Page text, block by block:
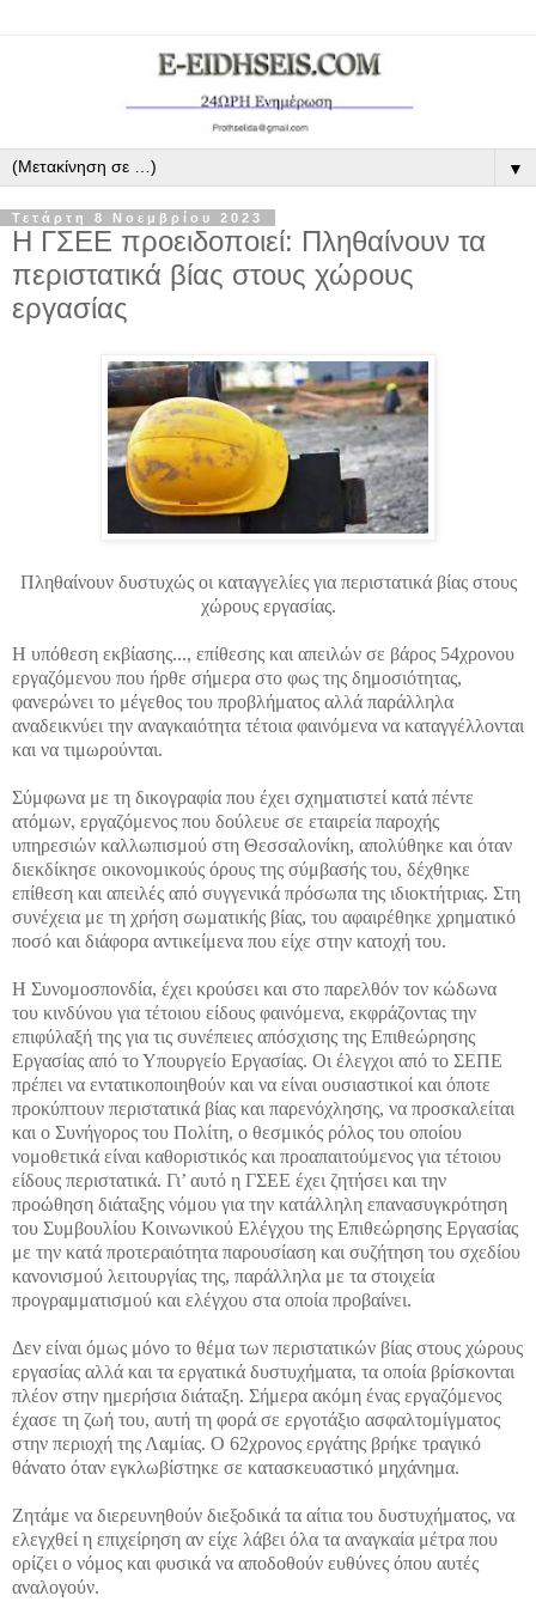
▼
Τετάρτη 8 Νοεμβρίου 2023
Η ΓΣΕΕ προειδοποιεί: Πληθαίνουν τα
περιστατικά βίας στους χώρους
εργασίας
Πληθαίνουν δυστυχώς οι καταγγελίες για περιστατικά βίας στους
χώρους εργασίας.
Η υπόθεση εκβίασης..., επίθεσης και απειλών σε βάρος 54χρονου
εργαζόμενου που ήρθε σήμερα στο φως της δημοσιότητας,
φανερώνει το μέγεθος του προβλήματος αλλά παράλληλα
αναδεικνύει την αναγκαιότητα τέτοια φαινόμενα να καταγγέλλονται
και να τιμωρούνται.
Σύμφωνα με τη δικογραφία που έχει σχηματιστεί κατά πέντε
ατόμων, εργαζόμενος που δούλευε σε εταιρεία παροχής
υπηρεσιών καλλωπισμού στη Θεσσαλονίκη, απολύθηκε και όταν
διεκδίκησε οικονομικούς όρους της σύμβασής του, δέχθηκε
επίθεση και απειλές από συγγενικά πρόσωπα της ιδιοκτήτριας. Στη
συνέχεια με τη χρήση σωματικής βίας, του αφαιρέθηκε χρηματικό
ποσό και διάφορα αντικείμενα που είχε στην κατοχή του.
Η Συνομοσπονδία, έχει κρούσει και στο παρελθόν τον κώδωνα
του κινδύνου για τέτοιου είδους φαινόμενα, εκφράζοντας την
επιφύλαξή της για τις συνέπειες απόσχισης της Επιθεώρησης
Εργασίας από το Υπουργείο Εργασίας. Οι έλεγχοι από το ΣΕΠΕ
πρέπει να εντατικοποιηθούν και να είναι ουσιαστικοί και όποτε
προκύπτουν περιστατικά βίας και παρενόχλησης, να προσκαλείται
και ο Συνήγορος του Πολίτη, ο θεσμικός ρόλος του οποίου
νομοθετικά είναι καθοριστικός και προαπαιτούμενος για τέτοιου
είδους περιστατικά. Γι’ αυτό η ΓΣΕΕ έχει ζητήσει και την
προώθηση διάταξης νόμου για την κατάλληλη επανασυγκρότηση
του Συμβουλίου Κοινωνικού Ελέγχου της Επιθεώρησης Εργασίας
με την κατά προτεραιότητα παρουσίαση και συζήτηση του σχεδίου
κανονισμού λειτουργίας της, παράλληλα με τα στοιχεία
προγραμματισμού και ελέγχου στα οποία προβαίνει.
Δεν είναι όμως μόνο το θέμα των περιστατικών βίας στους χώρους
εργασίας αλλά και τα εργατικά δυστυχήματα, τα οποία βρίσκονται
πλέον στην ημερήσια διάταξη. Σήμερα ακόμη ένας εργαζόμενος
έχασε τη ζωή του, αυτή τη φορά σε εργοτάξιο ασφαλτομίγματος
στην περιοχή της Λαμίας. Ο 62χρονος εργάτης βρήκε τραγικό
θάνατο όταν εγκλωβίστηκε σε κατασκευαστικό μηχάνημα.
Ζητάμε να διερευνηθούν διεξοδικά τα αίτια του δυστυχήματος, να
ελεγχθεί η επιχείρηση αν είχε λάβει όλα τα αναγκαία μέτρα που
ορίζει ο νόμος και φυσικά να αποδοθούν ευθύνες όπου αυτές
αναλογούν.